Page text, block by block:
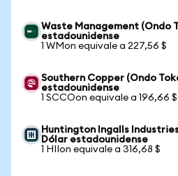
Waste Management (Ondo
estadounidense
1 WMon equivale a 227,56 $
Southern Copper (Ondo
estadounidense
1 SCCOon equivale a 196,66 $
Huntington Ingalls
Dólar estadounidense
1 HIIon equivale a 316,68 $